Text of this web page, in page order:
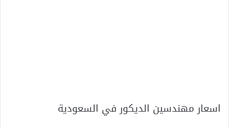
اسعار مهندسين الديكور في السعودية